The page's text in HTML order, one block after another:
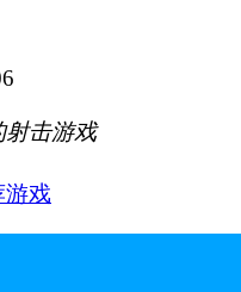
射击游戏
游戏